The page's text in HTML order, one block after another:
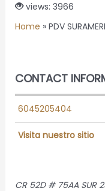
views: 3966
Home » PDV
CONTACT
6045205404
Visita nuestro sitio
CR 52D # 75AA SUR